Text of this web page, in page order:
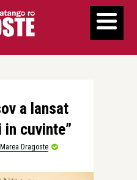
a lansat
in cuvinte”
Dragoste